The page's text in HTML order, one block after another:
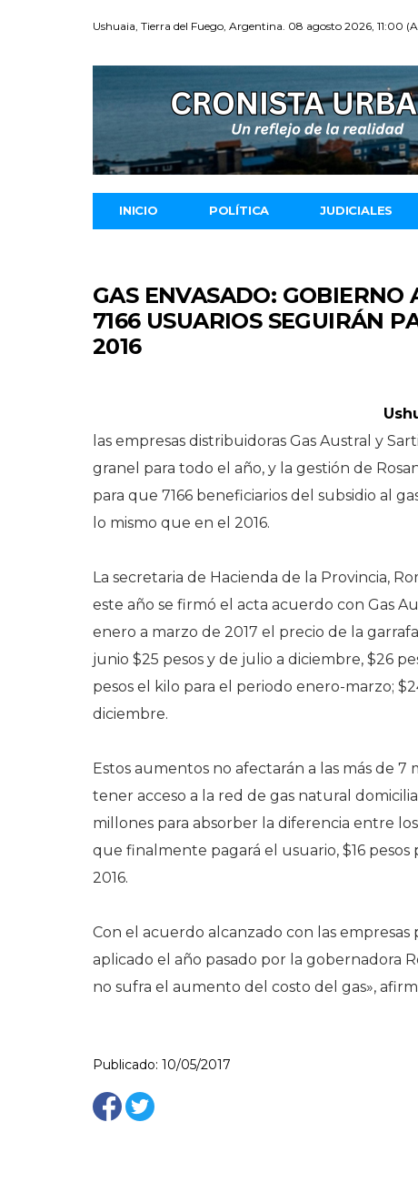
Ushuaia, Tierra del Fuego, Argentina. 08 agosto 2026, 11:00
INICIO POLÍTICA JUDICIALES
GAS ENVASADO: GOBIERNO
7166 USUARIOS SEGUIRÁN
2016
las empresas distribuidoras Gas Austral y
granel para todo el año, y la gestión de
para que 7166 beneficiarios del subsidio al
lo mismo que en el 2016.
La secretaria de Hacienda de la Provincia,
este año se firmó el acta acuerdo con Gas
enero a marzo de 2017 el precio de la
junio $25 pesos y de julio a diciembre, $26
pesos el kilo para el periodo enero-marzo;
diciembre.
Estos aumentos no afectarán a las más de
tener acceso a la red de gas natural
millones para absorber la diferencia entre
que finalmente pagará el usuario, $16 pesos
2016.
Con el acuerdo alcanzado con las
aplicado el año pasado por la gobernadora
no sufra el aumento del costo del gas»,
Publicado: 10/05/2017